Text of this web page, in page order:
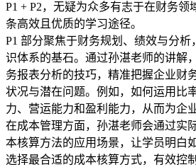
P1 + P2，无疑为众多有志于在财务领
条高效且优质的学习途径。
P1 部分聚焦于财务规划、绩效与分析
识体系的基石。通过孙湛老师的讲解
务报表分析的技巧，精准把握企业财
状况与潜在问题。例如，如何运用比
力、营运能力和盈利能力，从而为企
在成本管理方面，孙湛老师会通过实
本核算方法的应用场景，让学员明白
选择最合适的成本核算方式，有效控